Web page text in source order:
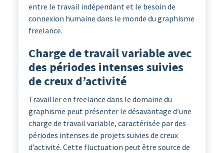
entre le travail indépendant et le besoin de
connexion humaine dans le monde du graphisme
freelance.
Charge de travail variable avec
des périodes intenses suivies
de creux d’activité
Travailler en freelance dans le domaine du
graphisme peut présenter le désavantage d’une
charge de travail variable, caractérisée par des
périodes intenses de projets suivies de creux
d’activité. Cette fluctuation peut être source de